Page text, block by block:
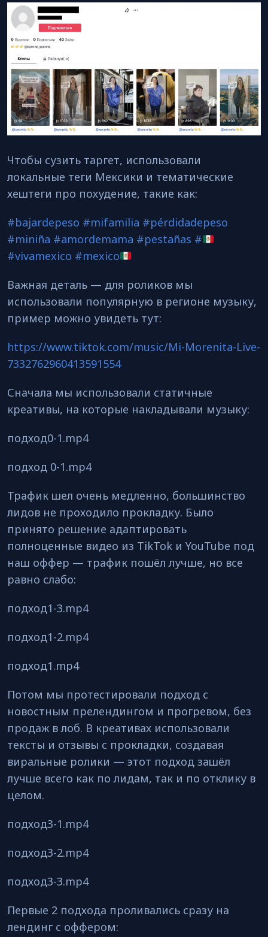
Чтобы сузить таргет, использовали
локальные теги Мексики и тематические
хештеги про похудение, такие как:
#bajardepeso #mifamilia #pérdidadepeso
#miniña #amordemama #pestañas #
#vivamexico #mexico
Важная деталь — для роликов мы
использовали популярную в регионе музыку,
пример можно увидеть тут:
https://www.tiktok.com/music/Mi-Morenita-Live-
7332762960413591554
Сначала мы использовали статичные
креативы, на которые накладывали музыку:
подход0-1.mp4
подход 0-1.mp4
Трафик шел очень медленно, большинство
лидов не проходило прокладку. Было
принято решение адаптировать
полноценные видео из TikTok и YouTube под
наш оффер — трафик пошёл лучше, но все
равно слабо:
подход1-3.mp4
подход1-2.mp4
подход1.mp4
Потом мы протестировали подход с
новостным прелендингом и прогревом, без
продаж в лоб. В креативах использовали
тексты и отзывы с прокладки, создавая
виральные ролики — этот подход зашёл
лучше всего как по лидам, так и по отклику в
целом.
подход3-1.mp4
подход3-2.mp4
подход3-3.mp4
Первые 2 подхода проливались сразу на
лендинг с оффером: